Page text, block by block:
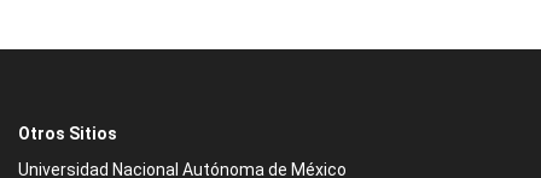
Otros Sitios
Universidad Nacional Autónoma de México